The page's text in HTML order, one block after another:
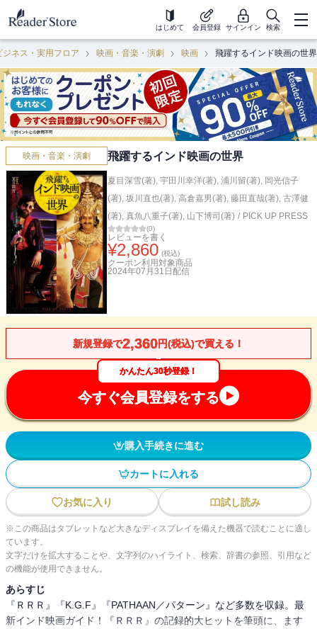
はじめて 会員登録 サインイン 検索
ジネス・実用フロア 映画・音楽・演劇 映画 飛躍するインド映画の世界
映画・音楽・演劇 飛躍するインド映画の世界
夏目深雪(著), 宇田川幸洋(著), 浦川留(著), 岡光信子
(著), 坂川直也(著), 高倉嘉男(著), 藤田直哉(著), 古澤健
(著), 真魚八重子(著), 山下博司(著) / PICK UP PRESS
(0)
レビューを書く
¥2,860 (税込)
クーポン利用対象商品
2024年07月31日 配信
新規登録で2,360円(税込)で買える！
かんたん30秒登録！
今すぐ会員登録をする
購入手続きに進む
カートに入れる
お気に入り 試し読み
※この商品はタブレットなど大きなディスプレイを備えた機器で読むことに適し
ています。
文字だけを拡大することや、文字列のハイライト、検索、辞書の参照、引用など
の機能が使用できません。
あらすじ
『ＲＲＲ』『K.G.F』『PATHAAN／パターン』など多数を収録。最
新インド映画ガイド！『ＲＲＲ』の記録的大ヒットを筆頭に、ます